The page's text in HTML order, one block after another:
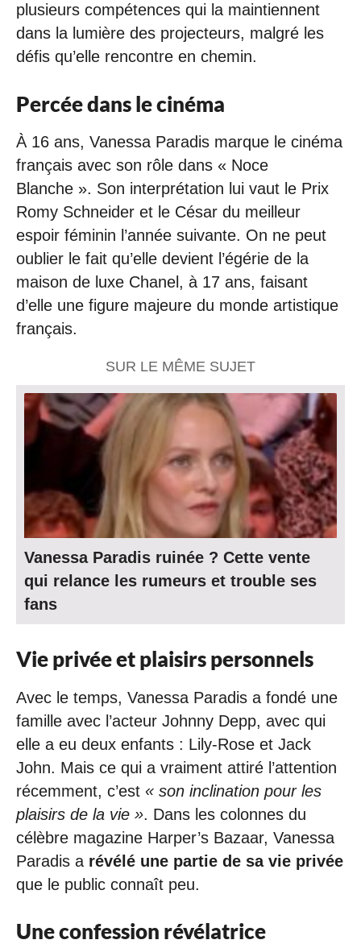
plusieurs compétences qui la maintiennent
dans la lumière des projecteurs, malgré les
défis qu’elle rencontre en chemin.
Percée dans le cinéma
À 16 ans, Vanessa Paradis marque le cinéma
français avec son rôle dans « Noce
Blanche ». Son interprétation lui vaut le Prix
Romy Schneider et le César du meilleur
espoir féminin l’année suivante. On ne peut
oublier le fait qu’elle devient l’égérie de la
maison de luxe Chanel, à 17 ans, faisant
d’elle une figure majeure du monde artistique
français.
SUR LE MÊME SUJET
Vanessa Paradis ruinée ? Cette vente
qui relance les rumeurs et trouble ses
fans
Vie privée et plaisirs personnels
Avec le temps, Vanessa Paradis a fondé une
famille avec l’acteur Johnny Depp, avec qui
elle a eu deux enfants : Lily-Rose et Jack
John. Mais ce qui a vraiment attiré l’attention
récemment, c’est « son inclination pour les
plaisirs de la vie ». Dans les colonnes du
célèbre magazine Harper’s Bazaar, Vanessa
Paradis a révélé une partie de sa vie privée
que le public connaît peu.
Une confession révélatrice